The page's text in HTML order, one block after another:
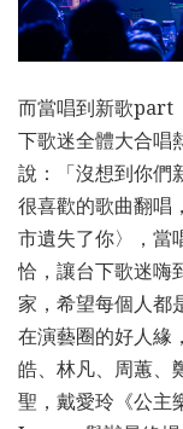
而當唱到新歌part
下歌迷全體大合唱
說：「沒想到你們
很喜歡的歌曲翻唱
市遺失了你〉，當
恰，讓台下歌迷嗨
家，希望每個人都
在演藝圈的好人緣
皓、林凡、周蕙、
聖，戴愛玲《公主